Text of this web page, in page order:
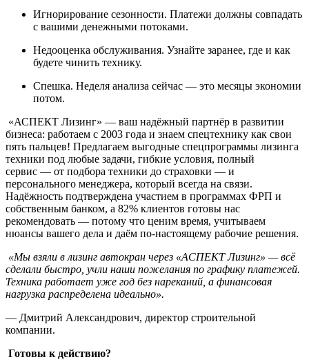
Игнорирование сезонности. Платежи должны совпадать
с вашими денежными потоками.
Недооценка обслуживания. Узнайте заранее, где и как
будете чинить технику.
Спешка. Неделя анализа сейчас — это месяцы экономии
потом.
«АСПЕКТ Лизинг» — ваш надёжный партнёр в развитии
бизнеса: работаем с 2003 года и знаем спецтехнику как свои
пять пальцев! Предлагаем выгодные спецпрограммы лизинга
техники под любые задачи, гибкие условия, полный
сервис — от подбора техники до страховки — и
персонального менеджера, который всегда на связи.
Надёжность подтверждена участием в программах ФРП и
собственным банком, а 82% клиентов готовы нас
рекомендовать — потому что ценим время, учитываем
нюансы вашего дела и даём по‑настоящему рабочие решения.
«Мы взяли в лизинг автокран через «АСПЕКТ Лизинг» — всё
сделали быстро, учли наши пожелания по графику платежей.
Техника работает уже год без нареканий, а финансовая
нагрузка распределена идеально».
— Дмитрий Александрович, директор строительной
компании.
Готовы к действию?